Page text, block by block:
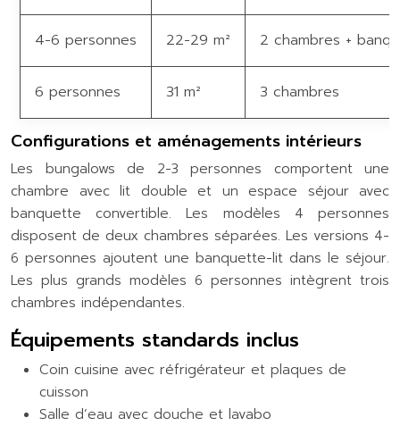
4-6 personnes 22-29 m² 2 chambres +
6 personnes 31 m² 3 chambres
Configurations et aménagements intérieurs
Les bungalows de 2-3 personnes comportent une
chambre avec lit double et un espace séjour avec
banquette convertible. Les modèles 4 personnes
disposent de deux chambres séparées. Les versions 4-
6 personnes ajoutent une banquette-lit dans le séjour.
Les plus grands modèles 6 personnes intègrent trois
chambres indépendantes.
Équipements standards inclus
Coin cuisine avec réfrigérateur et plaques de
cuisson
Salle d’eau avec douche et lavabo